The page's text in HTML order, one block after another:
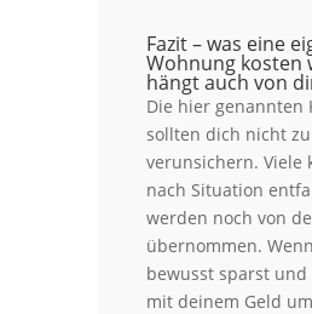
Fazit – was eine
Wohnung kosten
hängt auch von
Die hier genannten
sollten dich nicht
verunsichern. Viele
nach Situation
werden noch von
übernommen.
bewusst sparst und
mit deinem Geld